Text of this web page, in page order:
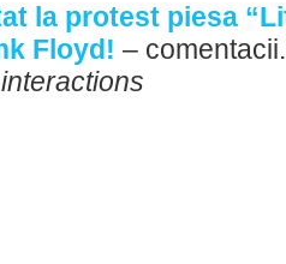
la protest piesa
Floyd! –